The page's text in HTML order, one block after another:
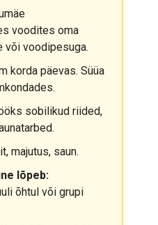
voodites oma
või voodipesuga.
korda päevas. Süüa
sobilikud riided,
majutus, saun.
lõpeb:
õhtul või grupi